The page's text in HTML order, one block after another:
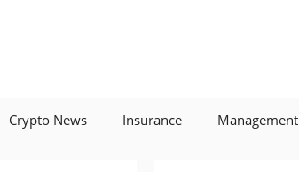
Crypto News Insurance Management